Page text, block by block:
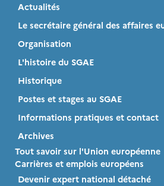
Actualités
Le secrétaire général des affaires
Organisation
L'histoire du SGAE
Historique
Postes et stages au SGAE
Informations pratiques et contact
Archives
Tout savoir sur l'Union européenne
Carrières et emplois européens
Devenir expert national détaché